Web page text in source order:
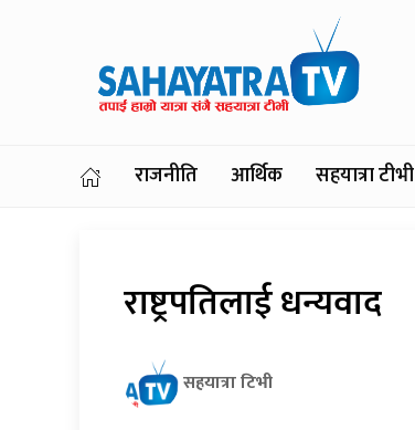
राजनीति आर्थिक सहयात्रा टीभी
राष्ट्रपतिलाई धन्यवाद
सहयात्रा टिभी